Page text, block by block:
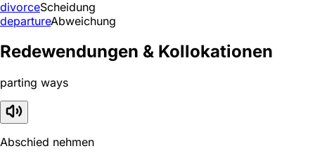
divorceScheidung
departureAbweichung
Redewendungen & Kollokationen
parting ways
Abschied nehmen